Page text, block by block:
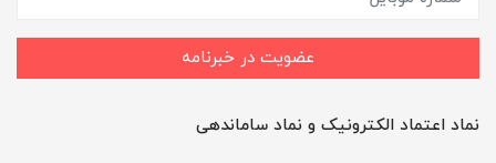
عضویت در خبرنامه
نماد اعتماد الکترونیک و نماد ساماندهی